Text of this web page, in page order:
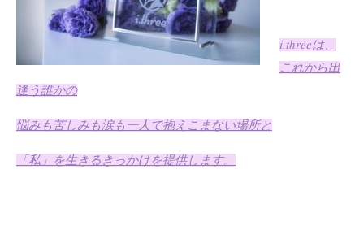
i.threeは、
これから出
逢う誰かの
悩みも苦しみも涙も一人で抱えこまない場所と
「私」を生きるきっかけを提供します。